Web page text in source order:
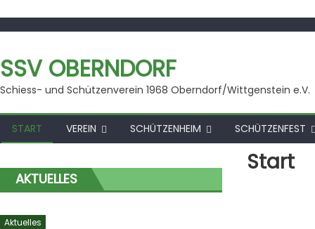
SSV OBERNDORF
Schiess- und Schützenverein 1968 Oberndorf/Wittgenstein e.V.
START VEREIN SCHÜTZENHEIM SCHÜTZENFEST
Start
AKTUELLES
Aktuelles